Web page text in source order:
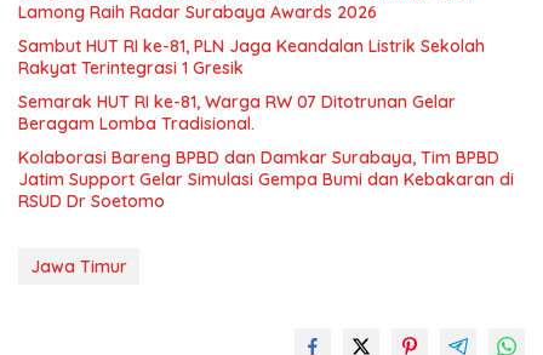
Lamong Raih Radar Surabaya Awards 2026
Sambut HUT RI ke-81, PLN Jaga Keandalan Listrik Sekolah
Rakyat Terintegrasi 1 Gresik
Semarak HUT RI ke-81, Warga RW 07 Ditotrunan Gelar
Beragam Lomba Tradisional.
Kolaborasi Bareng BPBD dan Damkar Surabaya, Tim BPBD
Jatim Support Gelar Simulasi Gempa Bumi dan Kebakaran di
RSUD Dr Soetomo
Jawa Timur